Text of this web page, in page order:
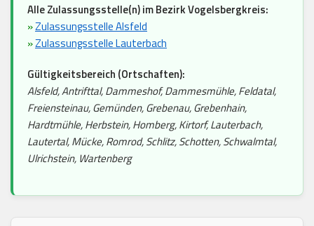
Alle Zulassungsstelle(n) im Bezirk Vogelsbergkreis:
»Zulassungsstelle Alsfeld
»Zulassungsstelle Lauterbach
Gültigkeitsbereich (Ortschaften):
Alsfeld, Antrifttal, Dammeshof, Dammesmühle, Feldatal,
Freiensteinau, Gemünden, Grebenau, Grebenhain,
Hardtmühle, Herbstein, Homberg, Kirtorf, Lauterbach,
Lautertal, Mücke, Romrod, Schlitz, Schotten, Schwalmtal,
Ulrichstein, Wartenberg